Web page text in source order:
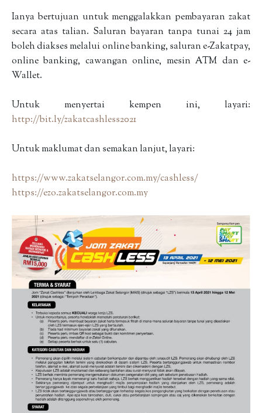
Ianya bertujuan untuk menggalakkan pembayaran zakat
secara atas talian. Saluran bayaran tanpa tunai 24 jam
boleh diakses melalui online banking, saluran e-Zakatpay,
online banking, cawangan online, mesin ATM dan e-
Wallet.
Untuk menyertai kempen ini, layari:
http://bit.ly/zakatcashless2021
Untuk maklumat dan semakan lanjut, layari:
https://www.zakatselangor.com.my/cashless/
https://ezo.zakatselangor.com.my